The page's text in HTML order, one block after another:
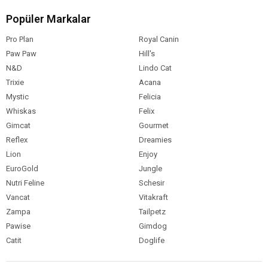
Popüler Markalar
Pro Plan
Royal Canin
Paw Paw
Hill's
N&D
Lindo Cat
Trixie
Acana
Mystic
Felicia
Whiskas
Felix
Gimcat
Gourmet
Reflex
Dreamies
Lion
Enjoy
EuroGold
Jungle
Nutri Feline
Schesir
Vancat
Vitakraft
Zampa
Tailpetz
Pawise
Gimdog
Catit
Doglife